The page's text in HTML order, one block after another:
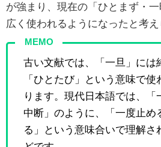
が強まり、現在の「ひとまず・
広く使われるようになったと考え
MEMO
古い文献では、「一旦」には
「ひとたび」という意味で
ります。現代日本語では、「
中断」のように、「一度止め
る」という意味合いで理解さ